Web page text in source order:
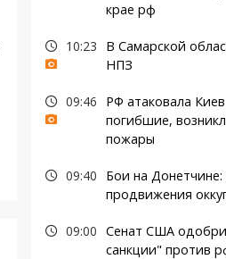
крае рф
10:23
В Самарской
НПЗ
09:46
РФ атаковала
погибшие,
пожары
09:40
Бои на Донетчине:
продвижения
09:00 Сенат США
санкции" против